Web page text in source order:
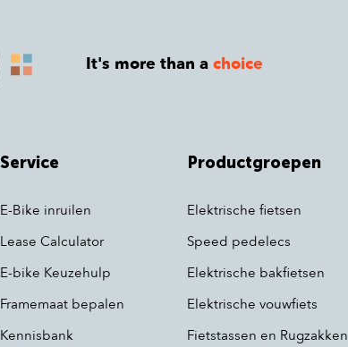
It's more than achoice
Service
E-Bike inruilen
Lease Calculator
E-bike Keuzehulp
Framemaat bepalen
Kennisbank
Productgroepen
Elektrische fietsen
Speed pedelecs
Elektrische bakfietsen
Elektrische vouwfiets
Fietstassen en Rugzakken